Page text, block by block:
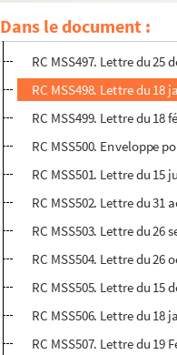
Dans le document :
RC MSS496. Lettre du 27
RC MSS497. Lettre du 25
RC MSS498. Lettre du 18
RC MSS499. Lettre du 18
RC MSS500. Enveloppe
RC MSS501. Lettre du 15
RC MSS502. Lettre du 31
RC MSS503. Lettre du 26
RC MSS504. Lettre du 26
RC MSS505. Lettre du 15
RC MSS506. Lettre du 18
RC MSS507. Lettre du 19